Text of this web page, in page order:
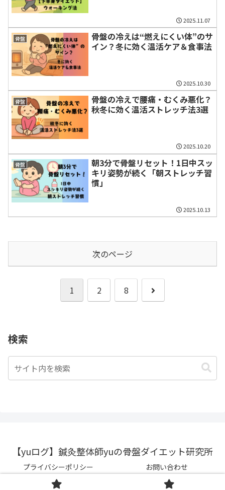
2025.11.07
骨盤
骨盤の冷えは“燃えにくい体”のサ
イン？冬に効く温活ケア＆食事法
2025.10.30
骨盤
骨盤の冷えで腰痛・むくみ悪化？
秋冬に効く温活ストレッチ法3選
2025.10.20
骨盤
朝3分で骨盤リセット！1日中スッ
キリ姿勢が続く「朝ストレッチ習
慣」
2025.10.13
次のページ
1 2 8
次
検索
【yuログ】鍼灸整体師yuの骨盤ダイエット研究所
プライバシーポリシー
お問い合わせ
© 2020 【yuログ】鍼灸整体師yuの骨盤ダイエット研究所.